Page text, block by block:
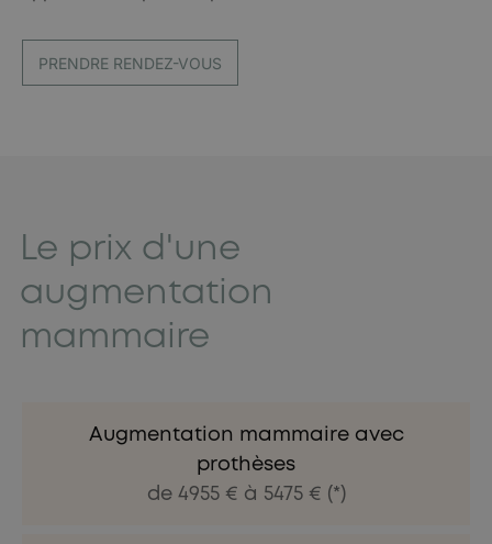
PRENDRE RENDEZ-VOUS
Le prix d'une
augmentation
mammaire
Augmentation mammaire avec
prothèses
de 4955 € à 5475 € (*)